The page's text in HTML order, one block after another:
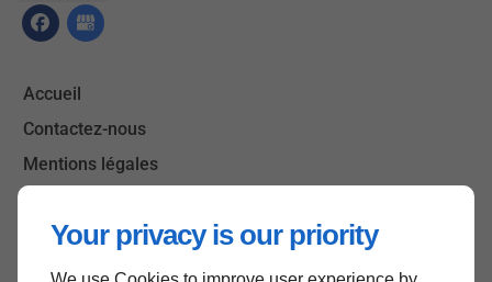
Your privacy is our priority
Accueil
Contactez-nous
Mentions légales